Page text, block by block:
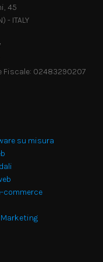
45
- ITALY
Fiscale: 02483290207
su misura
commerce